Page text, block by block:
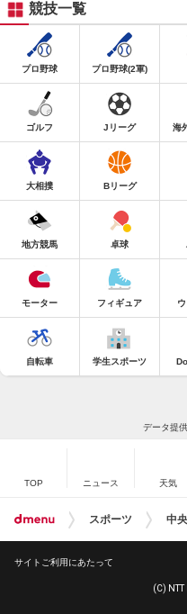
競技一覧
プロ野球 プロ野球(2軍)
ゴルフ Jリーグ 海
大相撲 Bリーグ
地方競馬 卓球
モーター フィギュア
自転車 学生スポーツ
データ提
TOP ニュース 天気
スポーツ 中
サイトご利用にあたって
(C) NTT